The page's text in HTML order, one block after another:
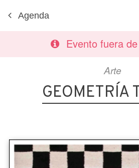
Agenda
Evento fuera
Arte
GEOMETRÍA